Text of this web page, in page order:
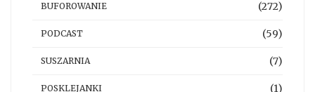
BUFOROWANIE (272)
PODCAST (59)
SUSZARNIA (7)
POSKLEJANKI (1)